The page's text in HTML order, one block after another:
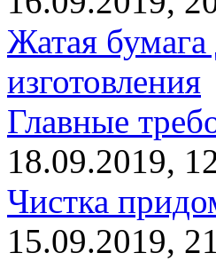
Жатая бумага
изготовления
Главные
18.09.2019,
Чистка
15.09.2019,